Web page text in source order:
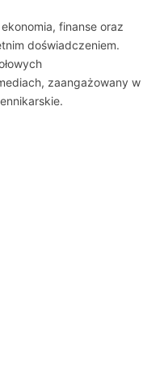
finanse oraz
doświadczeniem.
zaangażowany w